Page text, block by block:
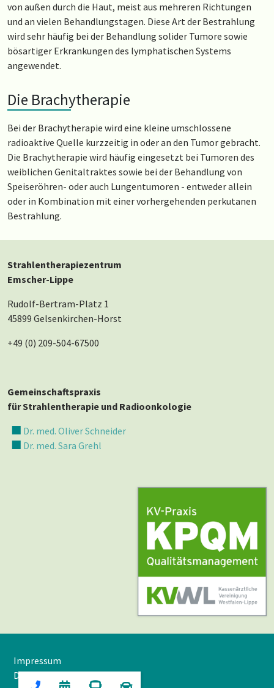
von außen durch die Haut, meist aus mehreren Richtungen
und an vielen Behandlungstagen. Diese Art der Bestrahlung
wird sehr häufig bei der Behandlung solider Tumore sowie
bösartiger Erkrankungen des lymphatischen Systems
angewendet.
Die Brachytherapie
Bei der Brachytherapie wird eine kleine umschlossene
radioaktive Quelle kurzzeitig in oder an den Tumor gebracht.
Die Brachytherapie wird häufig eingesetzt bei Tumoren des
weiblichen Genitaltraktes sowie bei der Behandlung von
Speiseröhren- oder auch Lungentumoren - entweder allein
oder in Kombination mit einer vorhergehenden perkutanen
Bestrahlung.
Strahlentherapiezentrum
Emscher-Lippe
Rudolf-Bertram-Platz 1
45899 Gelsenkirchen-Horst
+49 (0) 209-504-67500
Gemeinschaftspraxis
für Strahlentherapie und Radioonkologie
Dr. med. Oliver Schneider
Dr. med. Sara Grehl
Impressum
Datenschutz